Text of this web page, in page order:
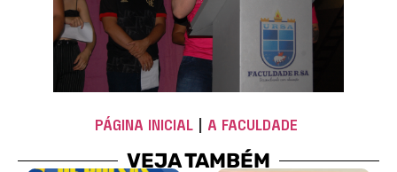
PÁGINA INICIAL A FACULDADE
VEJA TAMBÉM